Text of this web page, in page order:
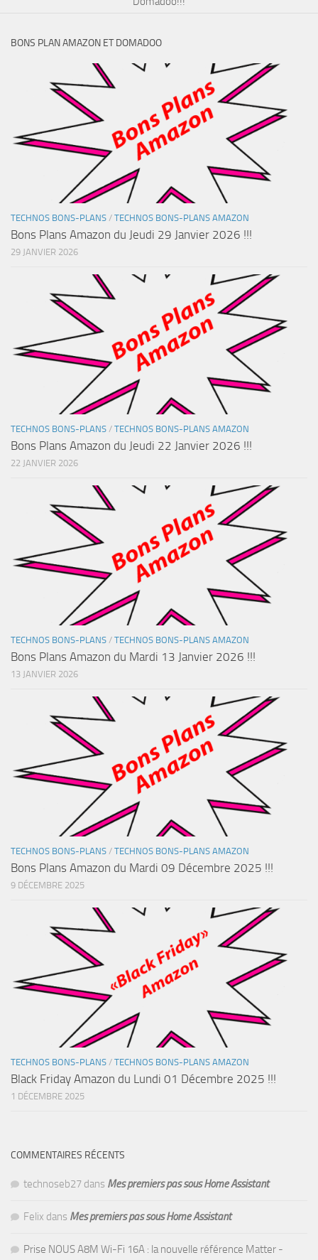
BONS PLAN AMAZON ET DOMADOO
TECHNOS BONS-PLANS / TECHNOS BONS-PLANS AMAZON
Bons Plans Amazon du Jeudi 29 Janvier 2026 !!!
29 JANVIER 2026
TECHNOS BONS-PLANS / TECHNOS BONS-PLANS AMAZON
Bons Plans Amazon du Jeudi 22 Janvier 2026 !!!
22 JANVIER 2026
TECHNOS BONS-PLANS / TECHNOS BONS-PLANS AMAZON
Bons Plans Amazon du Mardi 13 Janvier 2026 !!!
13 JANVIER 2026
TECHNOS BONS-PLANS / TECHNOS BONS-PLANS AMAZON
Bons Plans Amazon du Mardi 09 Décembre 2025 !!!
9 DÉCEMBRE 2025
TECHNOS BONS-PLANS / TECHNOS BONS-PLANS AMAZON
Black Friday Amazon du Lundi 01 Décembre 2025 !!!
1 DÉCEMBRE 2025
COMMENTAIRES RÉCENTS
technoseb27 dans Mes premiers pas sous Home Assistant
Felix dans Mes premiers pas sous Home Assistant
Prise NOUS A8M Wi-Fi 16A : la nouvelle référence Matter -